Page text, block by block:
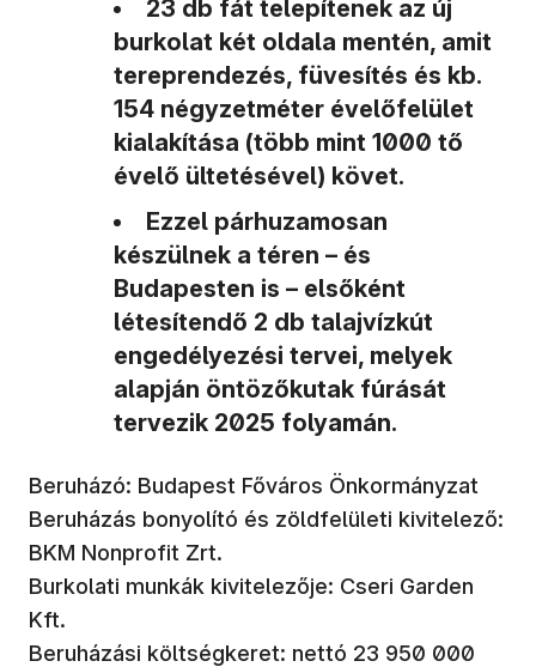
23 db fát telepítenek az új
burkolat két oldala mentén, amit
tereprendezés, füvesítés és kb.
154 négyzetméter évelőfelület
kialakítása (több mint 1000 tő
évelő ültetésével) követ.
Ezzel párhuzamosan
készülnek a téren – és
Budapesten is – elsőként
létesítendő 2 db talajvízkút
engedélyezési tervei, melyek
alapján öntözőkutak fúrását
tervezik 2025 folyamán.
Beruházó: Budapest Főváros Önkormányzat
Beruházás bonyolító és zöldfelületi kivitelező:
BKM Nonprofit Zrt.
Burkolati munkák kivitelezője: Cseri Garden
Kft.
Beruházási költségkeret: nettó 23 950 000